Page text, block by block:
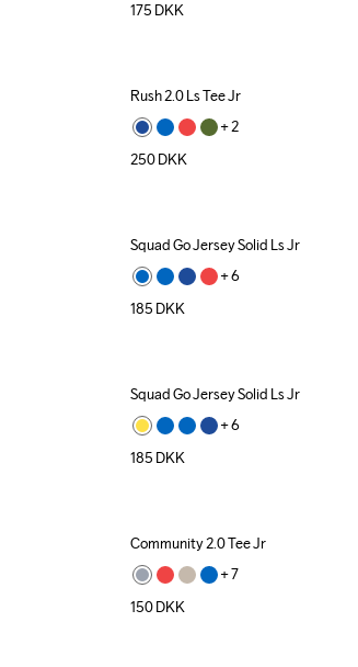
175 DKK
Rush 2.0 Ls Tee Jr
+ 2
250DKK
Squad Go Jersey Solid Ls Jr
+ 6
185 DKK
Squad Go Jersey Solid Ls Jr
+ 6
185 DKK
Community 2.0 Tee Jr
+ 7
150DKK